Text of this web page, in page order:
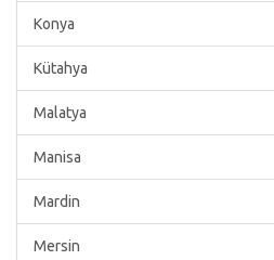
Konya
Kütahya
Malatya
Manisa
Mardin
Mersin